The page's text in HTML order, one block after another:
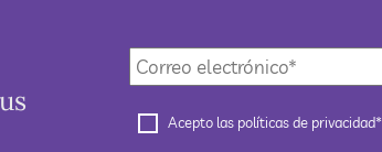
Correo
electrónico *
Políticas
deAcepto las políticas de privacidad*